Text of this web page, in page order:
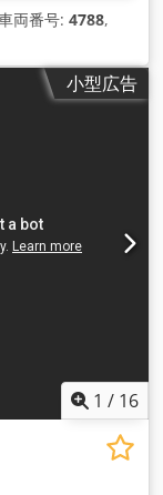
両番号: 4788,
小型広告
1 / 16